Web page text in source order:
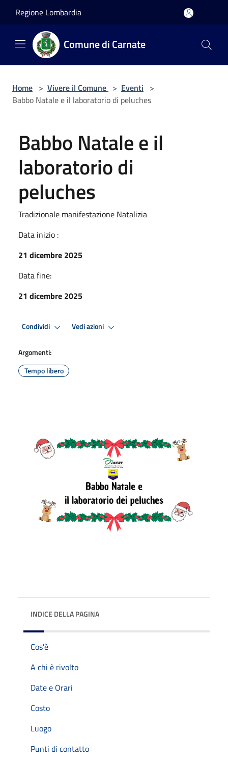
Regione Lombardia
Comune di Carnate
Home > Vivere il Comune > Eventi >
Babbo Natale e il laboratorio di peluches
Babbo Natale e il
laboratorio di
peluches
Tradizionale manifestazione Natalizia
Data inizio :
21 dicembre 2025
Data fine:
21 dicembre 2025
Condividi Vedi azioni
Argomenti:
Tempo libero
INDICE DELLA PAGINA
Cos'è
A chi è rivolto
Date e Orari
Costo
Luogo
Punti di contatto